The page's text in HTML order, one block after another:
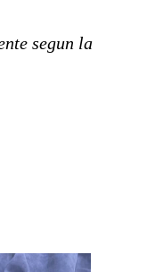
segun la